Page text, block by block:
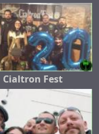
Cialtron Fest